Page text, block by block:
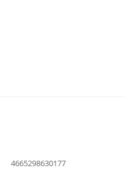
4665298630177